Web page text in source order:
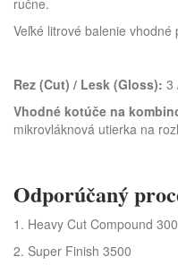
ručne.
Veľké litrové balenie
Rez (Cut) / Lesk (Gloss): 3
Vhodné kotúče na
mikrovláknová utierka na
Odporúčaný
1. Heavy Cut Compound 300
2. Super Finish 3500